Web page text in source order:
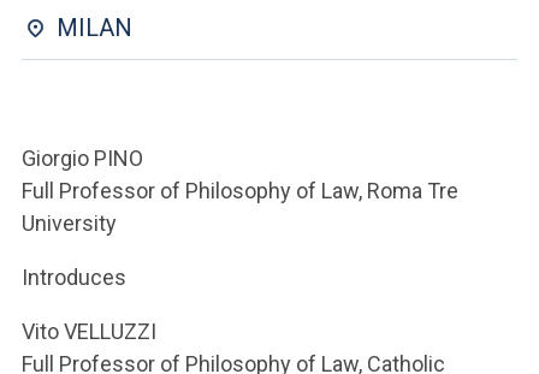
YOU ARE A FACULTY MEMBER OR STAFF MEMBER
MILAN
Giorgio PINO
Full Professor of Philosophy of Law, Roma Tre
University
Introduces
Vito VELLUZZI
Full Professor of Philosophy of Law, Catholic